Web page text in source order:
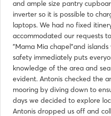
and ample size pantry
inverter so it is possible to
laptops. We had no fixed
accommodated our requests
"Mama Mia chapel"and
safety immediately puts
knowledge of the area and
evident. Antonis checked the
mooring by diving down to
days we decided to explore
Antonis dropped us off and